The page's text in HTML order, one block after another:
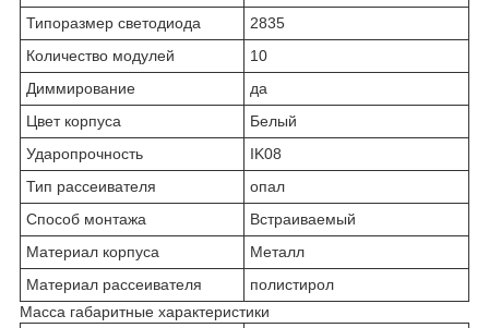
Типоразмер светодиода
2835
Количество модулей
10
Диммирование
да
Цвет корпуса
Белый
Ударопрочность
IK08
Тип рассеивателя
опал
Способ монтажа
Встраиваемый
Материал корпуса
Металл
Материал рассеивателя
полистирол
Масса габаритные характеристики